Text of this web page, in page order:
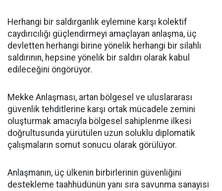
Herhangi bir saldırganlık eylemine karşı kolektif
caydırıcılığı güçlendirmeyi amaçlayan anlaşma, üç
devletten herhangi birine yönelik herhangi bir silahlı
saldırının, hepsine yönelik bir saldırı olarak kabul
edileceğini öngörüyor.
Mekke Anlaşması, artan bölgesel ve uluslararası
güvenlik tehditlerine karşı ortak mücadele zemini
oluşturmak amacıyla bölgesel sahiplenme ilkesi
doğrultusunda yürütülen uzun soluklu diplomatik
çalışmaların somut sonucu olarak görülüyor.
Anlaşmanın, üç ülkenin birbirlerinin güvenliğini
destekleme taahhüdünün yanı sıra savunma sanayisi